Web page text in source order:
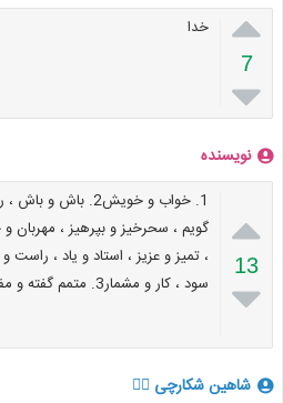

7

خدا
نویسنده

13

1. خواب و خویش2.
گویم ، سحرخیز و بپرهیز ، مهربان
، تمیز و عزیز ، استاد و یاد ،
سود ، کار و مشمار3. متمم گفته و مفعول سعادت4 بیت 10
شاهین شکارچی ⁦🏴‍☠️⁩